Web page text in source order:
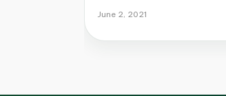
June 2, 2021